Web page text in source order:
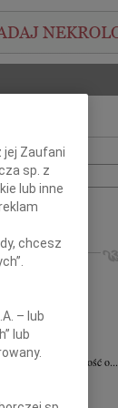
najgłębszego...
przyjąłem...
wiadomość o...
Dyrektorowi...
jej Zaufani
sp. z
lub inne
chcesz
– lub
lub